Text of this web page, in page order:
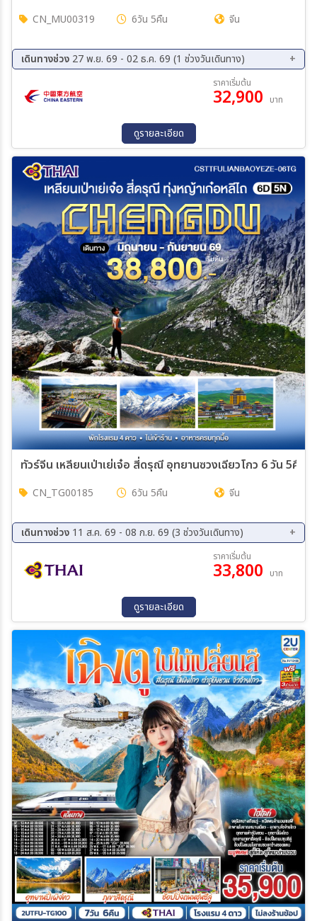
CN_MU00319 6วัน 5คืน จีน
เดินทางช่วง 27 พ.ย. 69 - 02 ธ.ค. 69 (1 ช่วงวันเดินทาง)
ราคาเริ่มต้น
32,900 บาท
ดูรายละเอียด
ทัวร์จีน เหลียนเป่าเย่เจ๋อ สี่ดรุณี อุทยานซวงเฉียวโกว 6 วัน 5คืน
CN_TG00185 6วัน 5คืน จีน
เดินทางช่วง 11 ส.ค. 69 - 08 ก.ย. 69 (3 ช่วงวันเดินทาง)
20 ส.ค. 69 - 25 ส.ค. 69
03 ก.ย. 69 - 08 ก.ย. 69
ราคาเริ่มต้น
33,800 บาท
ดูรายละเอียด